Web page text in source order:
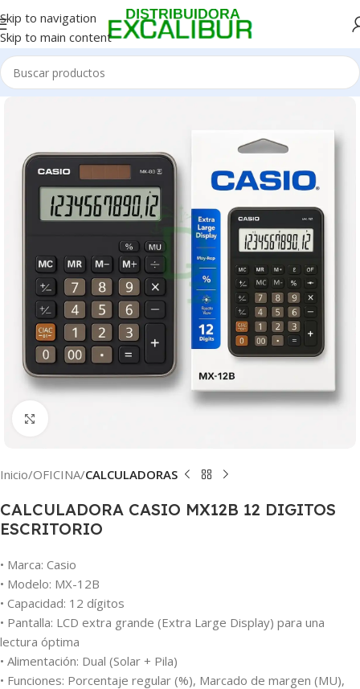
Skip to navigation
Skip to main content
Inicio OFICINA CALCULADORAS
CALCULADORA CASIO MX12B 12 DIGITOS
ESCRITORIO
• Marca: Casio
• Modelo: MX-12B
• Capacidad: 12 dígitos
• Pantalla: LCD extra grande (Extra Large Display) para una
lectura óptima
• Alimentación: Dual (Solar + Pila)
• Funciones: Porcentaje regular (%), Marcado de margen (MU),